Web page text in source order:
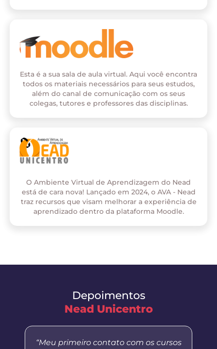
Esta é a sua sala de aula virtual. Aqui você encontra
todos os materiais necessários para seus estudos,
além do canal de comunicação com os seus
colegas, tutores e professores das disciplinas.
O Ambiente Virtual de Aprendizagem do Nead
está de cara nova! Lançado em 2024, o AVA - Nead
traz recursos que visam melhorar a experiência de
aprendizado dentro da plataforma Moodle.
Depoimentos
Nead Unicentro
“Meu primeiro contato com os cursos